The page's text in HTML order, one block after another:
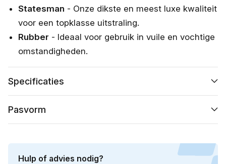
Statesman - Onze dikste en meest luxe kwaliteit
voor een topklasse uitstraling.
Rubber - Ideaal voor gebruik in vuile en vochtige
omstandigheden.
Specificaties
Pasvorm
Hulp of advies nodig?